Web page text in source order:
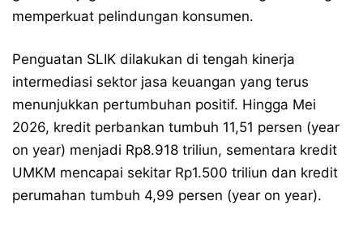
memperkuat pelindungan konsumen.
Penguatan SLIK dilakukan di tengah kinerja
intermediasi sektor jasa keuangan yang terus
menunjukkan pertumbuhan positif. Hingga Mei
2026, kredit perbankan tumbuh 11,51 persen (year
on year) menjadi Rp8.918 triliun, sementara kredit
UMKM mencapai sekitar Rp1.500 triliun dan kredit
perumahan tumbuh 4,99 persen (year on year).